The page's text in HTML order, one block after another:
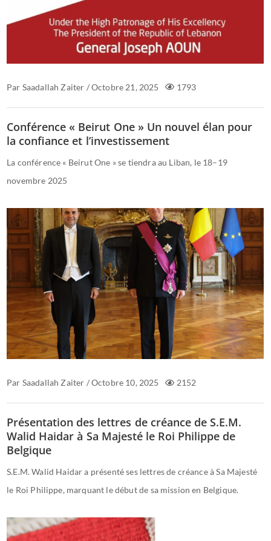
Par Saadallah Zaiter /Octobre 21, 2025 1793
Conférence « Beirut One » Un nouvel élan pour
la confiance et l’investissement
La conférence « Beirut One » se tiendra au Liban, le 18–19
novembre 2025
Par Saadallah Zaiter /Octobre 10, 2025 2152
Présentation des lettres de créance de S.E.M.
Walid Haidar à Sa Majesté le Roi Philippe de
Belgique
S.E.M. Walid Haidar a présenté ses lettres de créance à Sa Majesté
le Roi Philippe, marquant le début de sa mission en Belgique.